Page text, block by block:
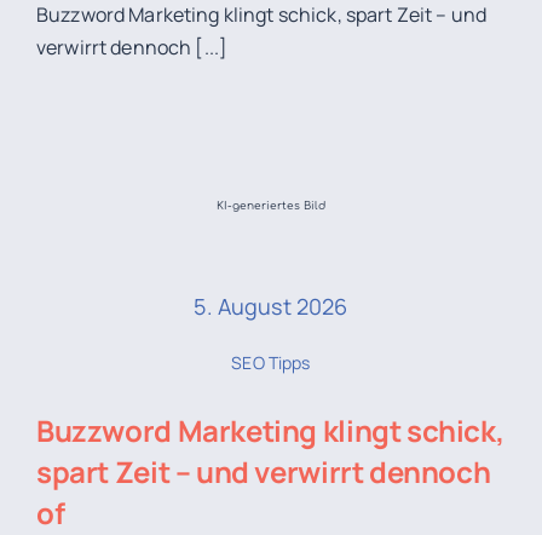
Buzzword Marketing klingt schick, spart Zeit – und
verwirrt dennoch [...]
KI-generiertes Bild
5. August 2026
SEO Tipps
Buzzword Marketing klingt schick,
spart Zeit – und verwirrt dennoch
of